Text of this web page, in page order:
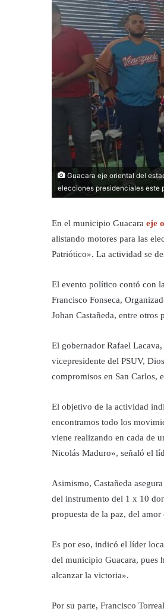
Guacara eje oriental del
elecciones presidenciales este
En el municipio Guacara eje
alistando motores para las
Patriótico». La actividad se
El evento político contó con
Francisco Fonseca,
Johan Castañeda, entre
El gobernador Rafael
vicepresidente del PSUV,
compromisos en San Carlos,
El objetivo de la actividad
encontramos todo los
viene realizando en cada de
Nicolás Maduro», señaló el
Asimismo, Castañeda
del instrumento del 1 x 10
propuesta de la paz, del
Es por eso, indicó el líder
del municipio Guacara, pues
alcanzar la victoria».
Por su parte, Francisco